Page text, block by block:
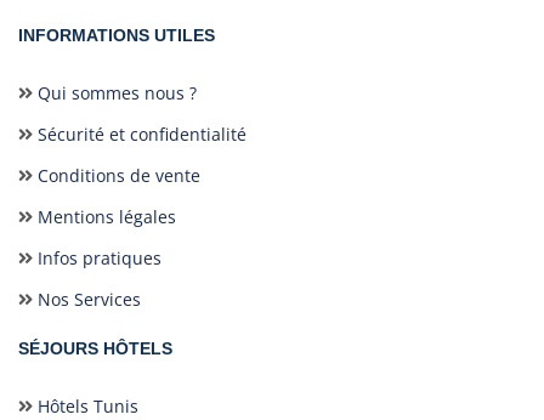
INFORMATIONS UTILES
Qui sommes nous ?
Sécurité et confidentialité
Conditions de vente
Mentions légales
Infos pratiques
Nos Services
SÉJOURS HÔTELS
Hôtels Tunis